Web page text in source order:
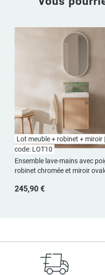
Lot meuble + robinet + miroir
code: LOT10
Ensemble lave-mains avec
robinet chromée et miroir
245,90 €